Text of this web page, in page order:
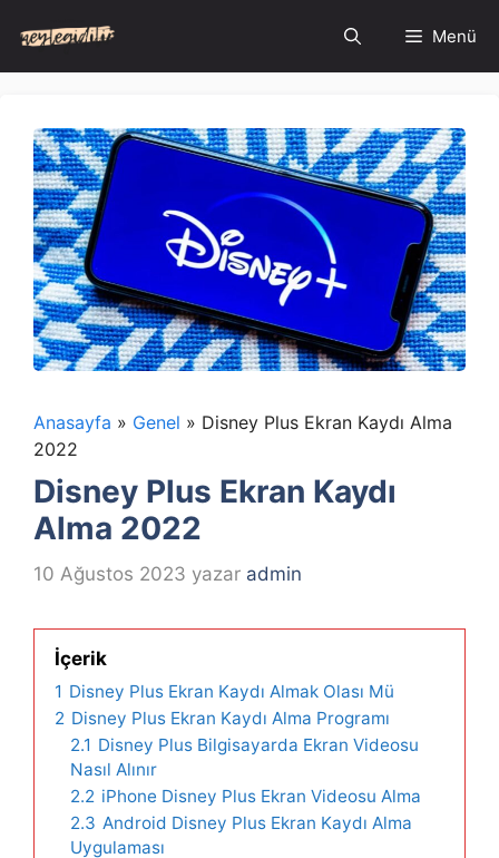
atla
Menü
Anasayfa » Genel » Disney Plus Ekran Kaydı Alma
2022
Disney Plus Ekran Kaydı
Alma 2022
10 Ağustos 2023 yazar admin
İçerik
1 Disney Plus Ekran Kaydı Almak Olası Mü
2 Disney Plus Ekran Kaydı Alma Programı
2.1 Disney Plus Bilgisayarda Ekran Videosu
Nasıl Alınır
2.2 iPhone Disney Plus Ekran Videosu Alma
2.3 Android Disney Plus Ekran Kaydı Alma
Uygulaması